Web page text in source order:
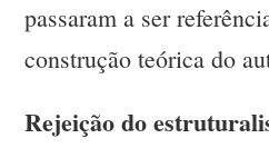
passaram a ser
construção teórica do
Rejeição do